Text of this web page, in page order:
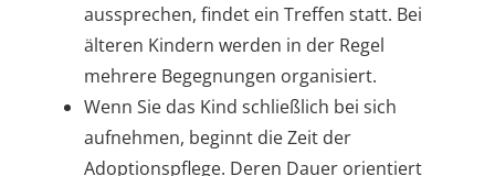
aussprechen, findet ein Treffen statt. Bei
älteren Kindern werden in der Regel
mehrere Begegnungen organisiert.
Wenn Sie das Kind schließlich bei sich
aufnehmen, beginnt die Zeit der
Adoptionspflege. Deren Dauer orientiert